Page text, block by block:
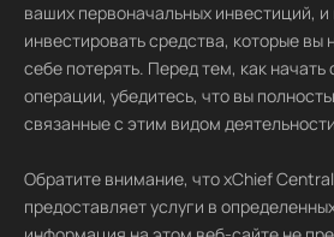
ваших первоначальных инвестиций,
инвестировать средства, которые вы
себе потерять. Перед тем, как
операции, убедитесь, что вы
связанные с этим видом
Обратите внимание, что xChief
предоставляет услуги в